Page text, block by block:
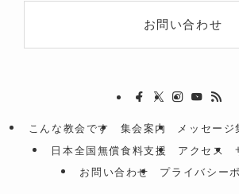
お問い合わせ
こんな教会です 集会案内 メッセージ
日本全国無償食料支援
アクセス
お問い合わせ
プライバシー